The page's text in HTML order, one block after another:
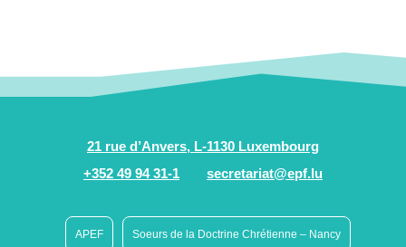
21 rue d’Anvers, L-1130 Luxembourg
+352 49 94 31-1
secretariat@epf.lu
APEF Soeurs de la Doctrine Chrétienne – Nancy